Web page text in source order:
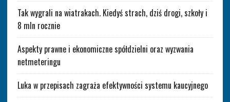
Tak wygrali na wiatrakach. Kiedyś strach, dziś drogi, szkoły i
8 mln rocznie
Aspekty prawne i ekonomiczne spółdzielni oraz wyzwania
netmeteringu
Luka w przepisach zagraża efektywności systemu kaucyjnego